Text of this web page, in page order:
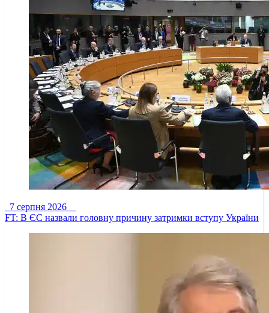
7 серпня 2026
FT: В ЄС назвали головну причину затримки вступу України